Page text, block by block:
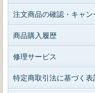
注文商品の確認・キャン
商品購入履歴
修理サービス
特定商取引法に基づく表